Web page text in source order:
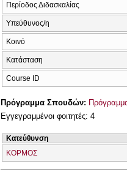
Περίοδος Διδασκαλίας
Υπεύθυνος/η
Κοινό
Κατάσταση
Course ID
Πρόγραμμα Σπουδών:
Εγγεγραμμένοι φοιτητές: 4
Κατεύθυνση
ΚΟΡΜΟΣ